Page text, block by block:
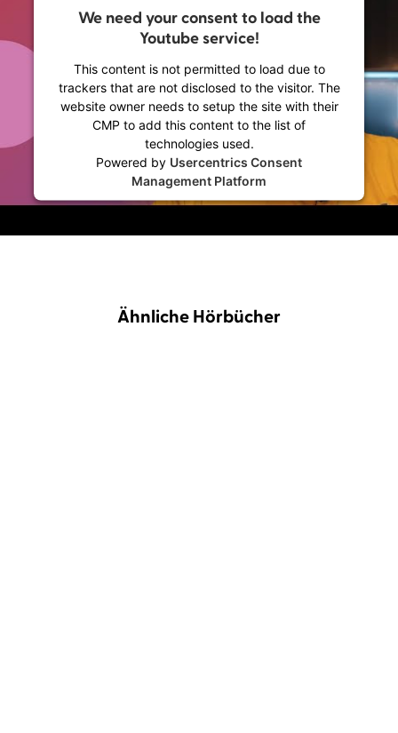
We need your consent to load the
Youtube service!
This content is not permitted to load due to
trackers that are not disclosed to the visitor. The
website owner needs to setup the site with their
CMP to add this content to the list of
technologies used.
Powered by Usercentrics Consent
Management Platform
Ähnliche Hörbücher